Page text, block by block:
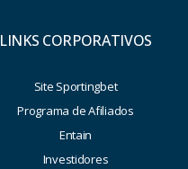
LINKS CORPORATIVOS
Site Sportingbet
Programa de Afiliados
Entain
Investidores